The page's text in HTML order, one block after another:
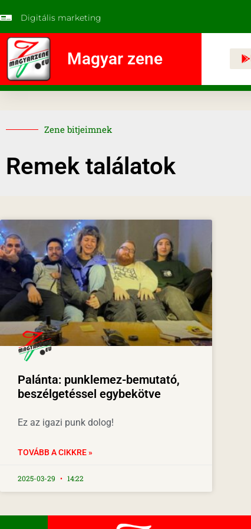
Digitális marketing
Magyar zene
Zene bitjeimnek
Remek találatok
Palánta: punklemez-bemutató,
beszélgetéssel egybekötve
Ez az igazi punk dolog!
TOVÁBB A CIKKRE »
2025-03-29 14:22